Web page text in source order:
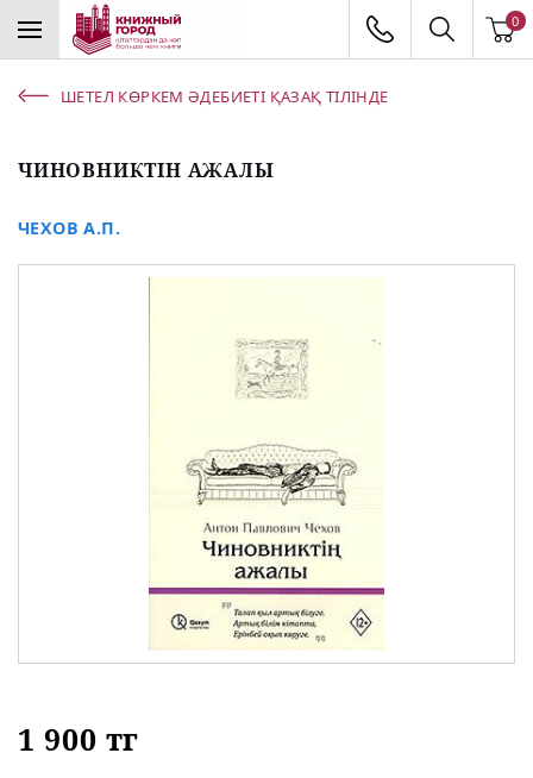
0
ШЕТЕЛ КӨРКЕМ ӘДЕБИЕТІ ҚАЗАҚ ТІЛІНДЕ
ЧИНОВНИКТІН АЖАЛЫ
ЧЕХОВ А.П.
1 900 тг